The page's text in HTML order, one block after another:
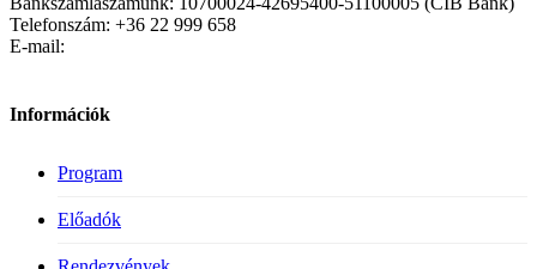
Telefonszám: +36 22 999 658
E-mail:
Információk
Program
Előadók